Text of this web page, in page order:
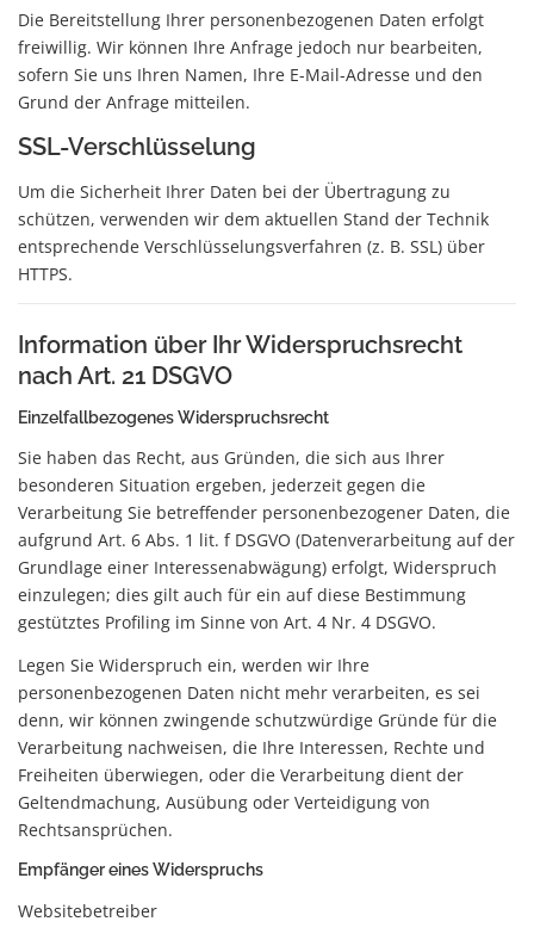
Die Bereitstellung Ihrer personenbezogenen Daten erfolgt
freiwillig. Wir können Ihre Anfrage jedoch nur bearbeiten,
sofern Sie uns Ihren Namen, Ihre E-Mail-Adresse und den
Grund der Anfrage mitteilen.
SSL-Verschlüsselung
Um die Sicherheit Ihrer Daten bei der Übertragung zu
schützen, verwenden wir dem aktuellen Stand der Technik
entsprechende Verschlüsselungsverfahren (z. B. SSL) über
HTTPS.
Information über Ihr Widerspruchsrecht
nach Art. 21 DSGVO
Einzelfallbezogenes Widerspruchsrecht
Sie haben das Recht, aus Gründen, die sich aus Ihrer
besonderen Situation ergeben, jederzeit gegen die
Verarbeitung Sie betreffender personenbezogener Daten, die
aufgrund Art. 6 Abs. 1 lit. f DSGVO (Datenverarbeitung auf der
Grundlage einer Interessenabwägung) erfolgt, Widerspruch
einzulegen; dies gilt auch für ein auf diese Bestimmung
gestütztes Profiling im Sinne von Art. 4 Nr. 4 DSGVO.
Legen Sie Widerspruch ein, werden wir Ihre
personenbezogenen Daten nicht mehr verarbeiten, es sei
denn, wir können zwingende schutzwürdige Gründe für die
Verarbeitung nachweisen, die Ihre Interessen, Rechte und
Freiheiten überwiegen, oder die Verarbeitung dient der
Geltendmachung, Ausübung oder Verteidigung von
Rechtsansprüchen.
Empfänger eines Widerspruchs
Websitebetreiber